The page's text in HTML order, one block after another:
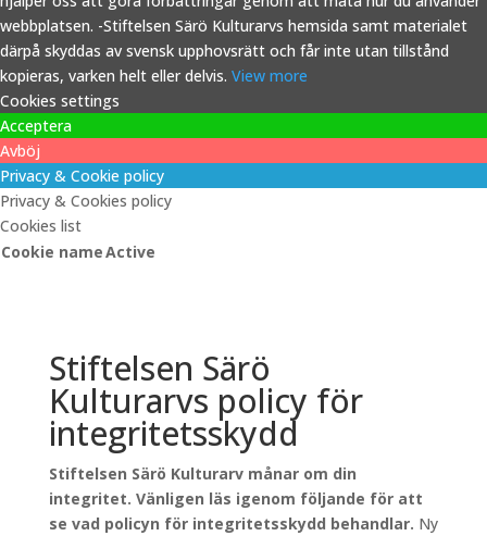
webbplatsen. -Stiftelsen Särö Kulturarvs hemsida samt materialet
därpå skyddas av svensk upphovsrätt och får inte utan tillstånd
kopieras, varken helt eller delvis. View more
Cookies settings
Acceptera
Avböj
Privacy & Cookie policy
Privacy & Cookies policy
Cookies list
Cookie nameActive
Stiftelsen Särö
Kulturarvs policy för
integritetsskydd
Stiftelsen Särö Kulturarv månar om din
integritet. Vänligen läs igenom följande för att
se vad policyn för integritetsskydd behandlar. Ny